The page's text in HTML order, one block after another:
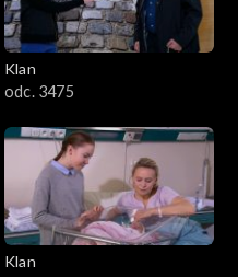
Klan
odc. 3475
Klan